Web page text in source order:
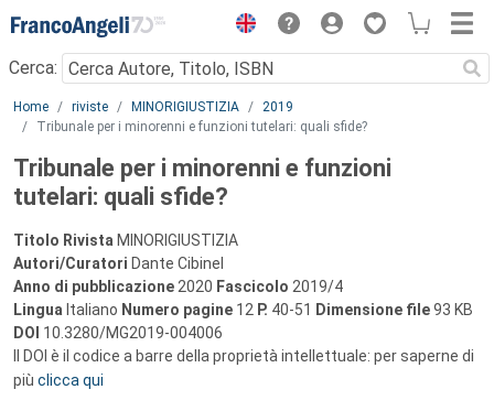
Menu
Cerca:
Main content
Home riviste MINORIGIUSTIZIA
2019
Tribunale per i minorenni e funzioni tutelari: quali sfide?
Tribunale per i minorenni e funzioni
tutelari: quali sfide?
Titolo Rivista MINORIGIUSTIZIA
Autori/Curatori Dante Cibinel
Anno di pubblicazione 2020 Fascicolo 2019/4
Lingua Italiano Numero pagine 12 P. 40-51 Dimensione file93 KB
DOI 10.3280/MG2019-004006
Il DOI è il codice a barre della proprietà intellettuale: per saperne di
più clicca qui